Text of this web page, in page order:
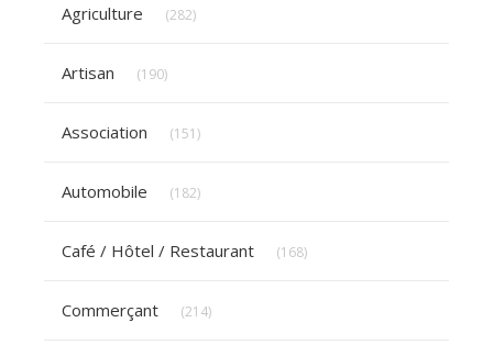
Agriculture (282)
Artisan (190)
Association (151)
Automobile (182)
Café / Hôtel / Restaurant (168)
Commerçant (214)